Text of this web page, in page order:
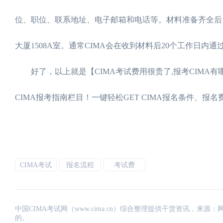
位、职位、联系地址、电子邮箱和电话等。材料准备齐全
大厦1508A室。通常CIMA会在收到材料后20个工作日内
好了，以上就是【CIMA考试费用很贵了,报考CIMA有
CIMA报考指南栏目！一键轻松GET CIMA报名条件、报名
CIMA考试 报名流程 考试费
中国CIMA考试网（www.cima.cn）综合整理提供干货资讯，来源
的。